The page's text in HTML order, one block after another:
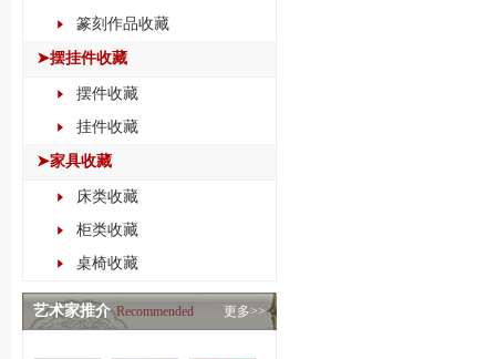
篆刻作品收藏
➤摆挂件收藏
摆件收藏
挂件收藏
➤家具收藏
床类收藏
柜类收藏
桌椅收藏
艺术家推介 Recommended 更多>>